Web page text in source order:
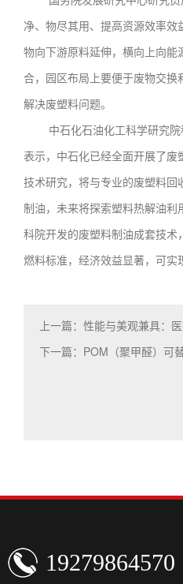
净、物尽其用、提高资源效率效
物向下游原料延伸，横向上向
合，园区布局上要便于废物交
解决废塑料问题。
中石化石油化工科学研究院
表示，中石化已经全面开展了
技术研究，将与专业的废塑料
制油，未来将探索塑料热解油
科院开发的废塑料制油成套技
燃料标准，经济效益显著，可实
上一篇：性能与美观兼具：
下一篇：POM（聚甲醛）可
19279864570